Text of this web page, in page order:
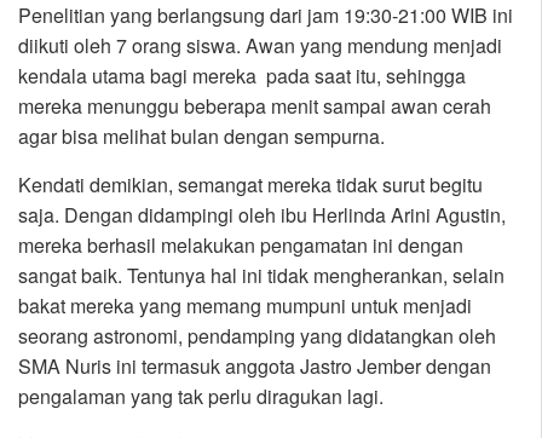
Penelitian yang berlangsung dari jam 19:30-21:00 WIB ini
diikuti oleh 7 orang siswa. Awan yang mendung menjadi
kendala utama bagi mereka pada saat itu, sehingga
mereka menunggu beberapa menit sampai awan cerah
agar bisa melihat bulan dengan sempurna.
Kendati demikian, semangat mereka tidak surut begitu
saja. Dengan didampingi oleh ibu Herlinda Arini Agustin,
mereka berhasil melakukan pengamatan ini dengan
sangat baik. Tentunya hal ini tidak mengherankan, selain
bakat mereka yang memang mumpuni untuk menjadi
seorang astronomi, pendamping yang didatangkan oleh
SMA Nuris ini termasuk anggota Jastro Jember dengan
pengalaman yang tak perlu diragukan lagi.